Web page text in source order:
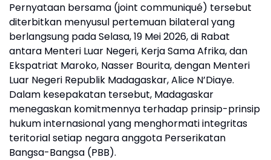
Pernyataan bersama (joint communiqué) tersebut
diterbitkan menyusul pertemuan bilateral yang
berlangsung pada Selasa, 19 Mei 2026, di Rabat
antara Menteri Luar Negeri, Kerja Sama Afrika, dan
Ekspatriat Maroko, Nasser Bourita, dengan Menteri
Luar Negeri Republik Madagaskar, Alice N’Diaye.
Dalam kesepakatan tersebut, Madagaskar
menegaskan komitmennya terhadap prinsip-prinsip
hukum internasional yang menghormati integritas
teritorial setiap negara anggota Perserikatan
Bangsa-Bangsa (PBB).